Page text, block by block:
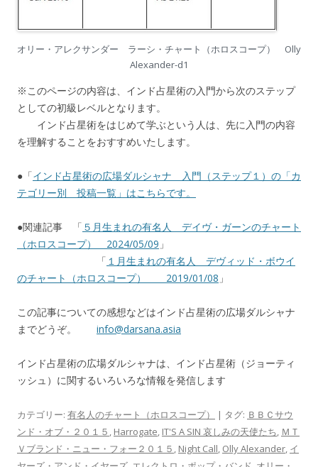
オリー・アレクサンダー ラーシ・チャート（ホロスコープ） Olly
Alexander-d1
※このページの内容は、インド占星術の入門から次のステップ
としての初級レベルとなります。
インド占星術をはじめて学ぶという人は、先に入門の内容
を理解することをおすすめいたします。
●「インド占星術の広場ダルシャナ 入門（ステップ１）の「カ
テゴリー別 投稿一覧」はこちらです。
●関連記事 「 ５月生まれの有名人 デイヴ・ガーンのチャート
（ホロスコープ） 2024/05/09 」
「 １月生まれの有名人 デヴィッド・ボウイ
のチャート（ホロスコープ） 2019/01/08 」
この記事についての感想などはインド占星術の広場ダルシャナ
までどうぞ。 info@darsana.asia
インド占星術の広場ダルシャナは、インド占星術（ジョーティ
ッシュ）に関するいろいろな情報を発信します
カテゴリー: 有名人のチャート（ホロスコープ） | タグ: ＢＢＣサウ
ンド・オブ・２０１５ , Harrogate, IT'S A SIN 哀しみの天使たち, ＭＴ
Ｖブランド・ニュー・フォー２０１５ , Night Call, Olly Alexander, イ